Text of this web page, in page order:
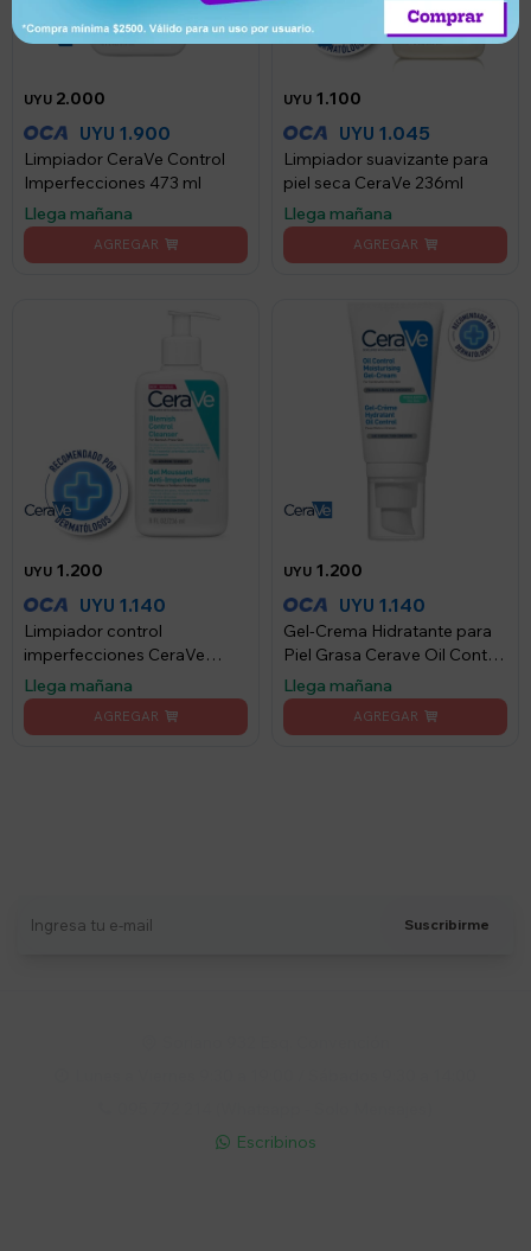
UYU 2.000
UYU 1.900
Limpiador CeraVe Control
Imperfecciones 473 ml
Llega mañana
UYU 1.100
UYU 1.045
Limpiador suavizante para
piel seca CeraVe 236ml
Llega mañana
UYU 1.200
UYU 1.140
Limpiador control
imperfecciones CeraVe
Blemish Control 236ml
Llega mañana
UYU 1.200
UYU 1.140
Gel-Crema Hidratante para
Piel Grasa Cerave Oil Control
52ml
Llega mañana
Suscribirme
 Escribinos